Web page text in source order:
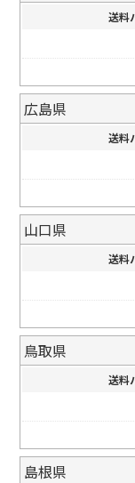
送料
広島県
送料
山口県
送料
鳥取県
送料
島根県